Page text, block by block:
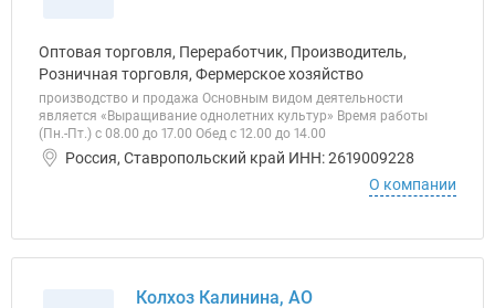
Оптовая торговля, Переработчик, Производитель,
Розничная торговля, Фермерское хозяйство
производство и продажа Основным видом деятельности
является «Выращивание однолетних культур» Время работы
(Пн.-Пт.) с 08.00 до 17.00 Обед с 12.00 до 14.00
Россия, Ставропольский край ИНН: 2619009228
О компании
Колхоз Калинина, АО